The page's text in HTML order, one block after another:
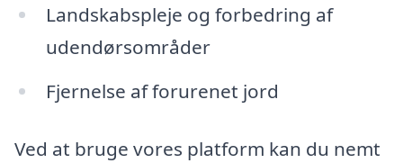
Landskabspleje og forbedring af
udendørsområder
Fjernelse af forurenet jord
Ved at bruge vores platform kan du nemt